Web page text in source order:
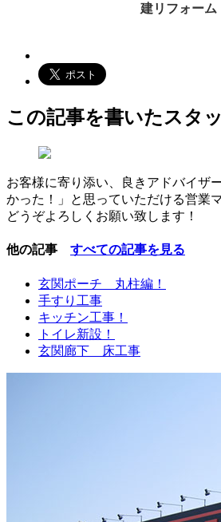
建リフォーム
この記事を書いたスタ
お客様に寄り添い、良きアドバイザ
かった！」と思っていただける営業
どうぞよろしくお願い致します！
他の記事 すべての記事を見る
玄関ポーチ 丸柱編！
手すり工事
キッチン工事！
トイレ新設！
玄関廊下 床工事